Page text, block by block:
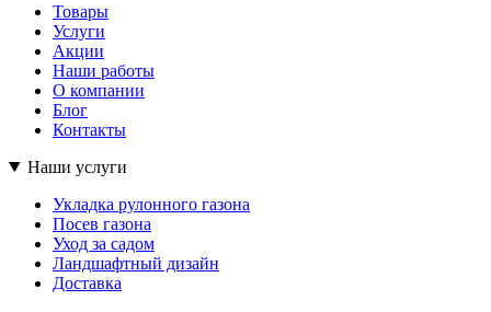
Товары
Услуги
Акции
Наши работы
О компании
Блог
Контакты
Наши услуги
Укладка рулонного газона
Посев газона
Уход за садом
Ландшафтный дизайн
Доставка